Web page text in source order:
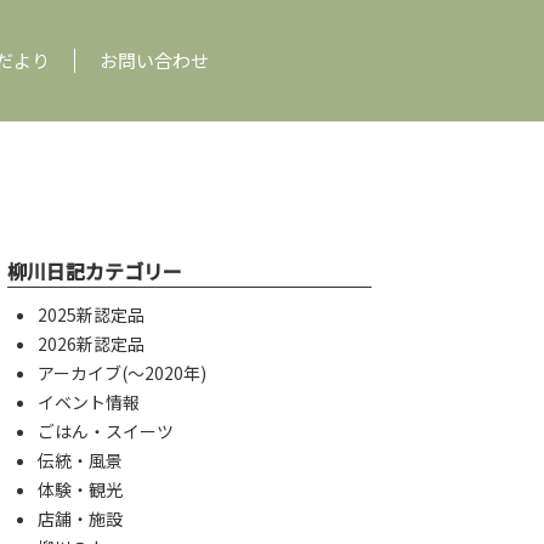
より お問い合わせ
柳川日記カテゴリー
2025新認定品
2026新認定品
アーカイブ(〜2020年)
イベント情報
ごはん・スイーツ
伝統・風景
体験・観光
店舗・施設